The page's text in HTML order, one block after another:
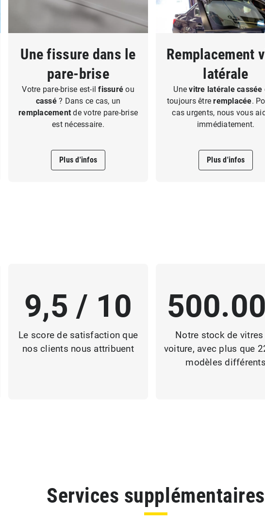
Une fissure dans le
pare-brise
Votre pare-brise est-ilfissuréou
cassé? Dans ce cas, un
remplacementde votre pare-brise
est nécessaire.
Plus d'infos
Remplacement
latérale
Unevitre latérale cassée
toujours être remplacée.
cas urgents, nous vous
immédiatement.
Plus d'infos
9,5 / 10
Le score de satisfaction que
nos clients nous attribuent
Notre stock de vitres
voiture, avec plus que
modèles différents
Services supplémentaires